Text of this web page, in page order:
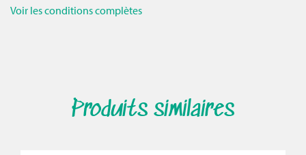
Voir les conditions complètes
Produits similaires